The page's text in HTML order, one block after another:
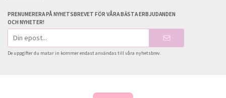
PRENUMERERA PÅ NYHETSBREVET FÖR VÅRA BÄSTA ERBJUDANDEN
OCH NYHETER!
postadress
De uppgifter du matar in kommer endast användas till våra nyhetsbrev.